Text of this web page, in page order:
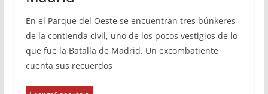
En el Parque del Oeste se encuentran tres búnkeres
de la contienda civil, uno de los pocos vestigios de lo
que fue la Batalla de Madrid. Un excombatiente
cuenta sus recuerdos